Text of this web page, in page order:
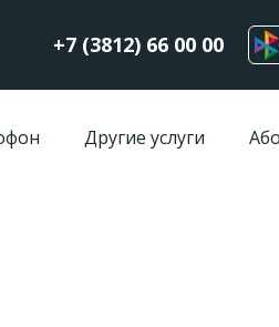
+7 (3812) 66 00 00
Другие услуги